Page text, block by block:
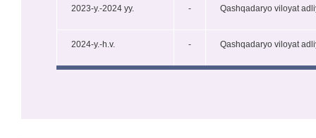
2023-y.-2024 yy. - Qashqadaryo viloyat
2024-y.-h.v. - Qashqadaryo viloyat